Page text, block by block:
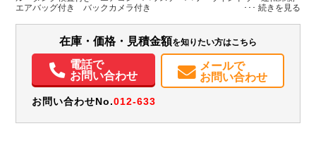
エアコン パワステ パワーウィンドウ ABS エアバッグ
集中ドアロック
電動格納ミラー
バックモニター
エアバッグ付き バックカメラ付き
在庫・価格・見積金額を知りたい方はこちら
電話で
お問い合わせ
メールで
お問い合わせ
お問い合わせNo.012-633